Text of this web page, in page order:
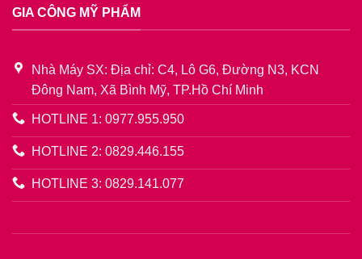
GIA CÔNG MỸ PHẨM
Nhà Máy SX: Địa chỉ: C4, Lô G6, Đường N3, KCN
Đông Nam, Xã Bình Mỹ, TP.Hồ Chí Minh
HOTLINE 1: 0977.955.950
HOTLINE 2: 0829.446.155
HOTLINE 3: 0829.141.077